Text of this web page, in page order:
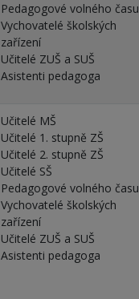
Pedagogové volného času
Vychovatelé školských
zařízení
Učitelé ZUŠ a SUŠ
Asistenti pedagoga
Učitelé MŠ
Učitelé 1. stupně ZŠ
Učitelé 2. stupně ZŠ
Učitelé SŠ
Pedagogové volného času
Vychovatelé školských
zařízení
Učitelé ZUŠ a SUŠ
Asistenti pedagoga